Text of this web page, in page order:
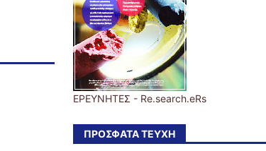
ΕΡΕΥΝΗΤΕΣ - Re.search.eRs
ΠΡΌΣΦΑΤΑ ΤΕΎΧΗ